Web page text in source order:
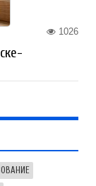
1026